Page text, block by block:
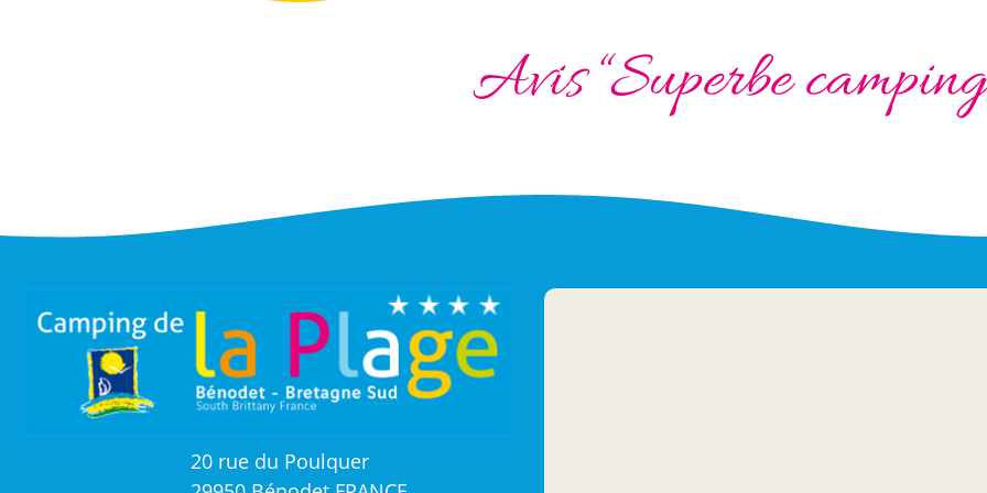
Avis “Superbe
20 rue du Poulquer